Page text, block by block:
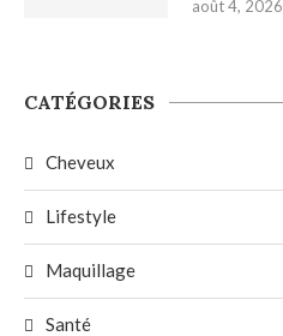
août 4, 2026
CATÉGORIES
Cheveux
Lifestyle
Maquillage
Santé